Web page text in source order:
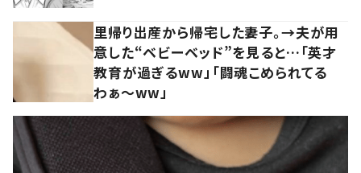
里帰り出産から帰宅した妻子。→夫が用
意した“ベビーベッド”を見ると…「英才
教育が過ぎるww」「闘魂こめられてる
わぁ～ww」